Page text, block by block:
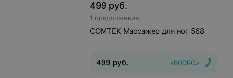
499 руб.
1 предложение
COMTEK Массажер для ног 568
«BODRO»
499 руб.